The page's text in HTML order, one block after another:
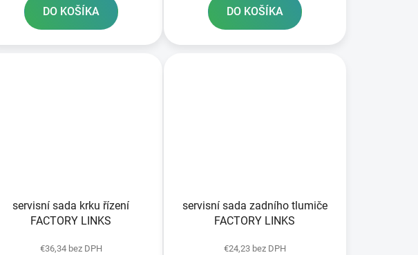
DO KOŠÍKA DO KOŠÍKA
servisní sada krku řízení
FACTORY LINKS
€36,34 bez DPH
servisní sada zadního tlumiče
FACTORY LINKS
€24,23 bez DPH